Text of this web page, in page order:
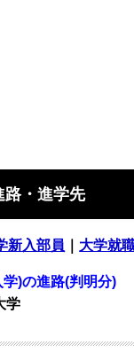
路・進学先
新入部員 大学就
)の進路(判明分)
学